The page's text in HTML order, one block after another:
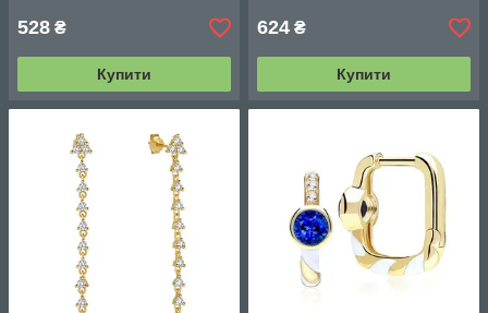
528 ₴
Купити
624 ₴
Купити